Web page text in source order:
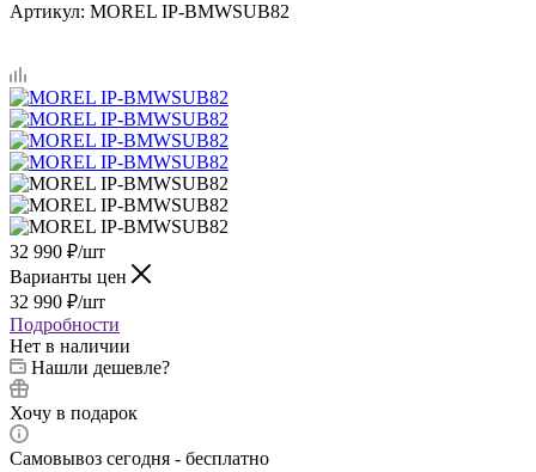
Артикул: MOREL IP-BMWSUB82
32 990 ₽/шт
Варианты цен
32 990 ₽/шт
Подробности
Нет в наличии
Нашли дешевле?
Хочу в подарок
Самовывоз сегодня - бесплатно